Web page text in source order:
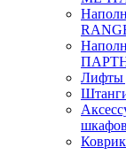
Лифты
шкафов